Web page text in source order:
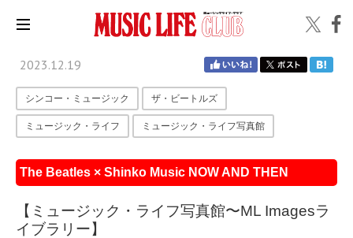
2023.12.19
シンコー・ミュージック ザ・ビートルズ
ミュージック・ライフ ミュージック・ライフ写真館
The Beatles × Shinko Music NOW AND THEN
【ミュージック・ライフ写真館〜ML Imagesラ
イブラリー】